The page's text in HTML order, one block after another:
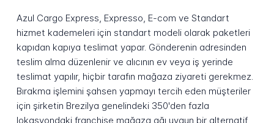
Azul Cargo Express, Expresso, E-com ve Standart
hizmet kademeleri için standart modeli olarak paketleri
kapıdan kapıya teslimat yapar. Gönderenin adresinden
teslim alma düzenlenir ve alıcının ev veya iş yerinde
teslimat yapılır, hiçbir tarafın mağaza ziyareti gerekmez.
Bırakma işlemini şahsen yapmayı tercih eden müşteriler
için şirketin Brezilya genelindeki 350'den fazla
lokasyondaki franchise mağaza ağı uygun bir alternatif